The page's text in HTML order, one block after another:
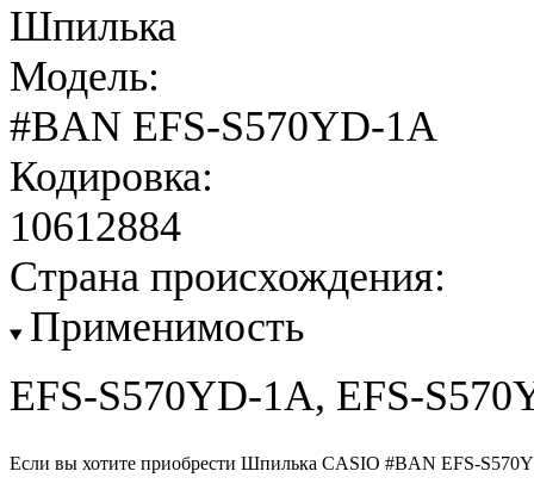
Шпилька
Модель:
#BAN EFS-S570YD-1A
Кодировка:
10612884
Страна происхождения:
Применимость
EFS-S570YD-1A, EFS-
Если вы хотите приобрести Шпилька CASIO #BAN EFS-